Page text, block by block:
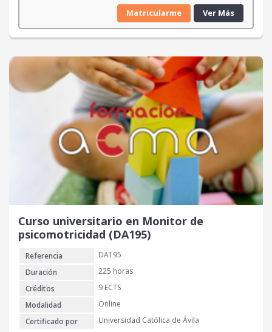
Matricularme Ver Más
Curso universitario en Monitor de
psicomotricidad (DA195)
Referencia
DA195
Duración
225 horas
Créditos
9 ECTS
Modalidad
Online
Certificado por
Universidad Católica de Ávila